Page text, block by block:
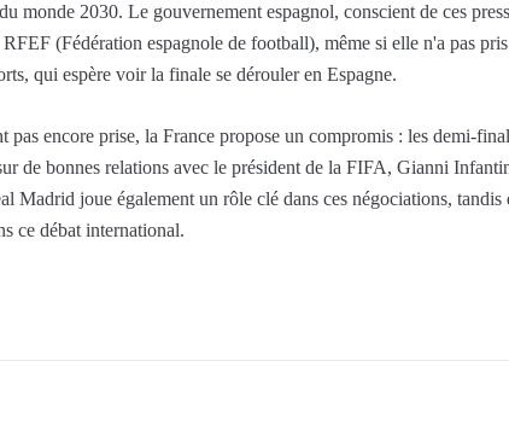
monde 2030. Le gouvernement espagnol, conscient de ces
(Fédération espagnole de football), même si elle n'a pas
qui espère voir la finale se dérouler en Espagne.
pas encore prise, la France propose un compromis : les demi-
de bonnes relations avec le président de la FIFA, Gianni
Madrid joue également un rôle clé dans ces négociations,
ce débat international.